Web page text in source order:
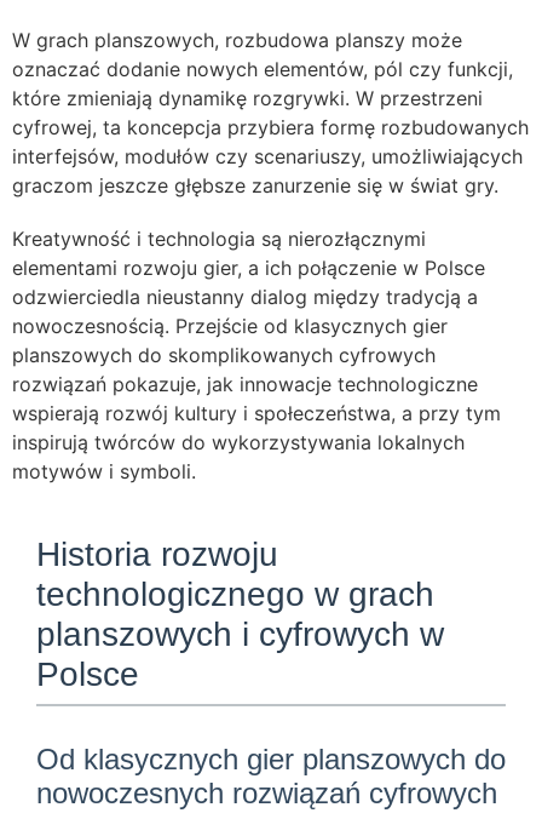
W grach planszowych, rozbudowa planszy może
oznaczać dodanie nowych elementów, pól czy funkcji,
które zmieniają dynamikę rozgrywki. W przestrzeni
cyfrowej, ta koncepcja przybiera formę rozbudowanych
interfejsów, modułów czy scenariuszy, umożliwiających
graczom jeszcze głębsze zanurzenie się w świat gry.
Kreatywność i technologia są nierozłącznymi
elementami rozwoju gier, a ich połączenie w Polsce
odzwierciedla nieustanny dialog między tradycją a
nowoczesnością. Przejście od klasycznych gier
planszowych do skomplikowanych cyfrowych
rozwiązań pokazuje, jak innowacje technologiczne
wspierają rozwój kultury i społeczeństwa, a przy tym
inspirują twórców do wykorzystywania lokalnych
motywów i symboli.
Historia rozwoju
technologicznego w grach
planszowych i cyfrowych w
Polsce
Od klasycznych gier planszowych do
nowoczesnych rozwiązań cyfrowych